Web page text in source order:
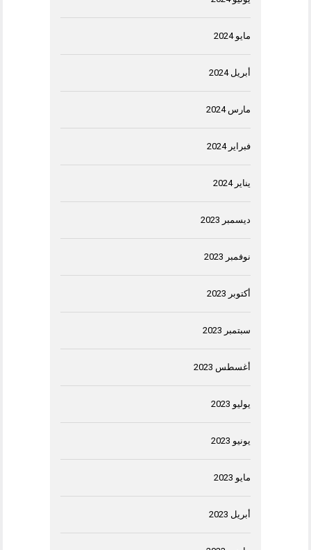
مايو 2024
أبريل 2024
مارس 2024
فبراير 2024
يناير 2024
ديسمبر 2023
نوفمبر 2023
أكتوبر 2023
سبتمبر 2023
أغسطس 2023
يوليو 2023
يونيو 2023
مايو 2023
أبريل 2023